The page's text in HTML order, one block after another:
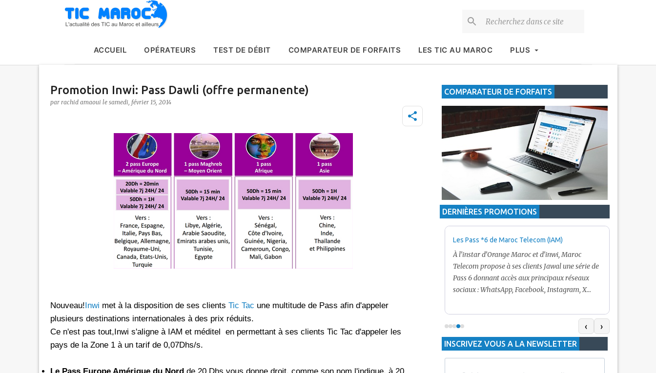
ACCUEIL OPÉRATEURS TEST DE DÉBIT COMPARATEUR DE FORFAITS LES TIC AU MAROC PLUS
Promotion Inwi: Pass Dawli (offre permanente)
par rachid amaoui le samedi, février 15, 2014
Nouveau!Inwi met à la disposition de ses clients Tic Tac une multitude de Pass afin d'appeler
plusieurs destinations internationales à des prix réduits.
Ce n'est pas tout,Inwi s'aligne à IAM et méditel en permettant à ses clients Tic Tac d'appeler les
pays de la Zone 1 à un tarif de 0,07Dhs/s.
COMPARATEUR DE FORFAITS
DERNIÈRES PROMOTIONS
mars 2026, les clients prépayés
30 jours, et ce, en
code d'une recharge de 30 Dh
Promotion inwi: L'illimité vers les réseaux sociaux
avec *6
A l'instar de Maroc Telecom et Orange, inwi fait
droit à 100 Mo valables vers WhatsApp,
Facebook, Twitter, Instagram et Snapchat voire
300 Mo pour le Pass de 10 Dh. Notons au
passage que dans le cadre d'une offre
promotionnelle qui prendra fin le 23 mars 2026,
Promotion Orange Maroc: Recharge x25 +
Internet
Orange offre, suite à n'importe quelle recharge,
un volume d'internet variant selon le montant de
d'internet est de 7 jours alors que celle du solde
Les Pass *6 de Maroc Telecom (IAM)
À l’instar d’Orange Maroc et d’inwi, Maroc
Telecom propose à ses clients Jawal une série de
Pass 6 donnant accès aux principaux réseaux
sociaux : WhatsApp, Facebook, Instagram, X
5 Dh inclut 100 Mo, le Pass 10 Dh offre 400 Mo,
tandis que les formules à 20 Dh et 30 Dh
proposent respectivement 1 Go et 2 Go. Les
durées de validité sont de 3 jours pour
‹ ›
INSCRIVEZ VOUS A LA NEWSLETTER